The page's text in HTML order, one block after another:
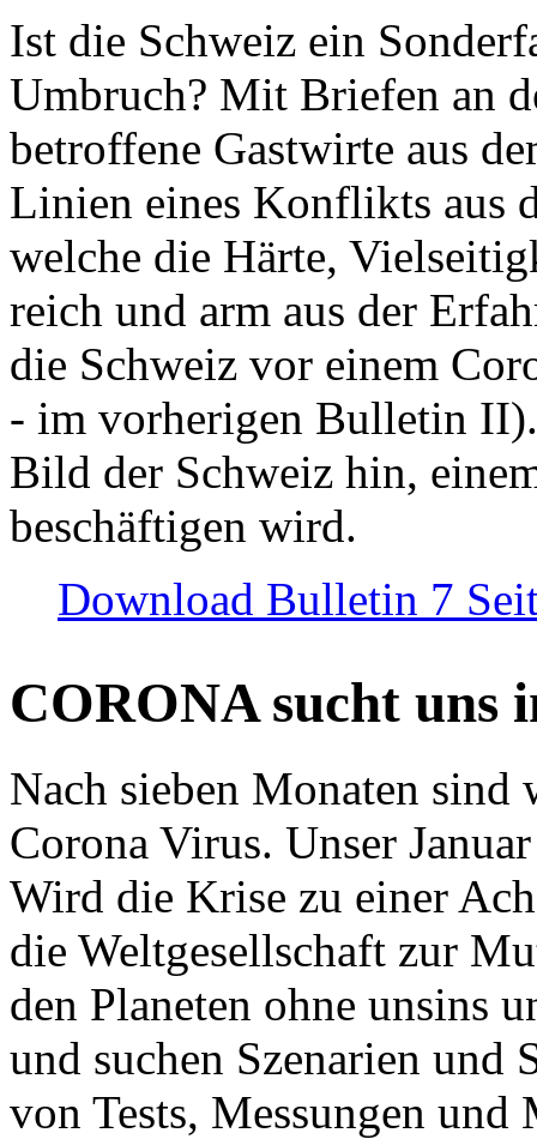
Ist die Schweiz ein
Umbruch? Mit Briefen an
betroffene Gastwirte aus
Linien eines Konflikts aus
welche die Härte,
reich und arm aus der
die Schweiz vor einem
- im vorherigen Bulletin
Bild der Schweiz hin,
beschäftigen wird.
Download Bulletin 7
CORONA sucht uns
Nach sieben Monaten
Corona Virus. Unser
Wird die Krise zu einer
die Weltgesellschaft zur
den Planeten ohne unsins
und suchen Szenarien und
von Tests, Messungen und